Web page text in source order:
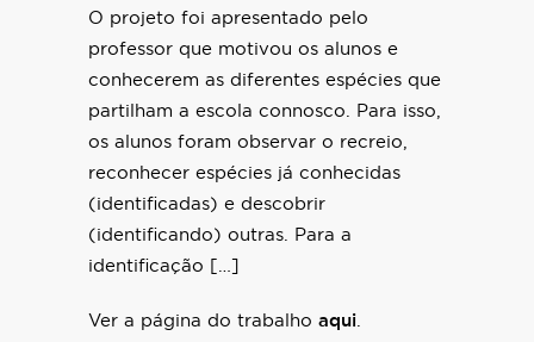
O projeto foi apresentado pelo
professor que motivou os alunos e
conhecerem as diferentes espécies que
partilham a escola connosco. Para isso,
os alunos foram observar o recreio,
reconhecer espécies já conhecidas
(identificadas) e descobrir
(identificando) outras. Para a
identificação […]
Ver a página do trabalho aqui